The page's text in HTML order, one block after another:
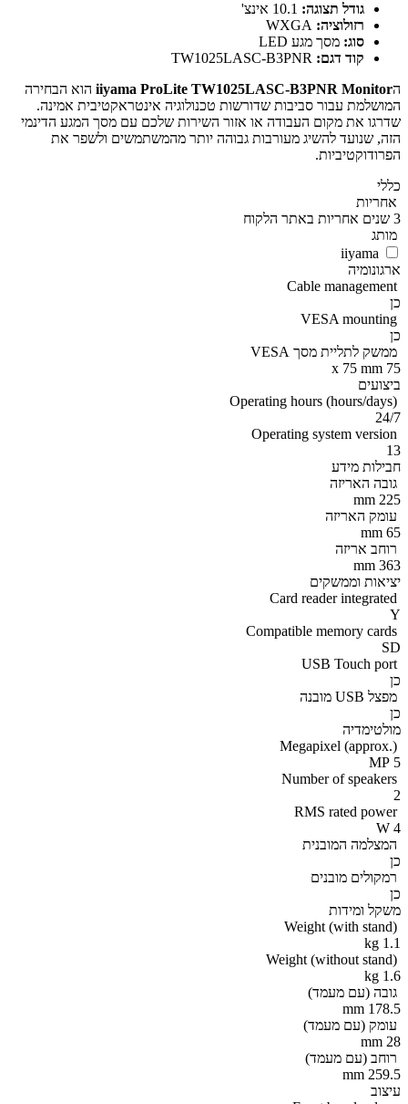
גודל תצוגה:
רזולוציה:
סוג: מסך מגע LED
קוד דגם:
הiiyama ProLite TW1025LASC-B3PNR Monitor הוא הבחירה
המושלמת עבור סביבות שדורשות טכנולוגיה אינטראקטיבית אמינה.
שדרגו את מקום העבודה או אזור השירות שלכם עם מסך המגע הדינמי
הזה, שנועד להשיג מעורבות גבוהה יותר מהמשתמשים ולשפר את
הפרודוקטיביות.
כללי
אחריות
3 שנים אחריות באתר הלקוח
מותג
ארגונומיה
Cable management
כן
VESA mounting
כן
ממשק לתליית מסך VESA
75 x 75 mm
ביצועים
Operating hours (hours/days)
24/7
Operating system version
13
חבילות מידע
גובה האריזה
225 mm
עומק האריזה
65 mm
רוחב אריזה
363 mm
יציאות וממשקים
Card reader integrated
Y
Compatible memory cards
SD
USB Touch port
כן
מפצל USB מובנה
כן
מולטימדיה
Megapixel (approx.)
5 MP
Number of speakers
2
RMS rated power
4 W
המצלמה המובנית
כן
רמקולים מובנים
כן
משקל ומידות
Weight (with stand)
1.1 kg
Weight (without stand)
1.6 kg
גובה (עם מעמד)
178.5 mm
עומק (עם מעמד)
28 mm
רוחב (עם מעמד)
259.5 mm
עיצוב